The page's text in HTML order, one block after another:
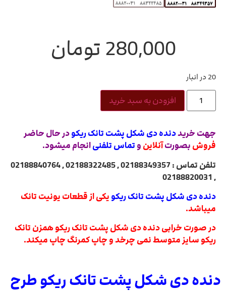
280,000 تومان
20 در انبار
افزودن به سبد خرید
جهت خریددنده دی شکل پشت تانک ریکودر حال حاضر
فروش بصورتآنلاین و تماس تلفنیانجام میشود.
تلفن تماس : 02188349357 , 02188322485 , 02188840764
, 02188820031
دنده دی شکل پشت تانک ریکو یکی از قطعات یونیت تانک
میباشد.
در صورت خرابی دنده دی شکل پشت تانک ریکو همزن تانک
ریکو سایز متوسط نمی چرخد و چاپ کمرنگ چاپ میکند.
دنده دی شکل پشت تانک ریکو طرح